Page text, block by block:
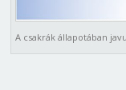
A csakrák állapotában